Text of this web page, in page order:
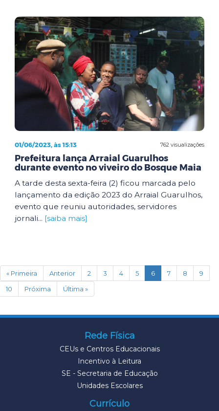
762 visualizações
01/06/2023, às 15:13
Prefeitura lança Arraial Guarulhos
durante evento no viveiro do Bosque Maia
A tarde desta sexta-feira (2) ficou marcada pelo
lançamento da edição 2023 do Arraial Guarulhos,
evento que reuniu autoridades, servidores
jornali... [saiba mais]
« Primeira Anterior 2 3 4 5 6(current)
7 8
9
10
Próxima Última »
Rede Física
CEUs e Centros Educacionais
Incentivo à Leitura
SE - Secretaria de Educação
Unidades Escolares
Currículo